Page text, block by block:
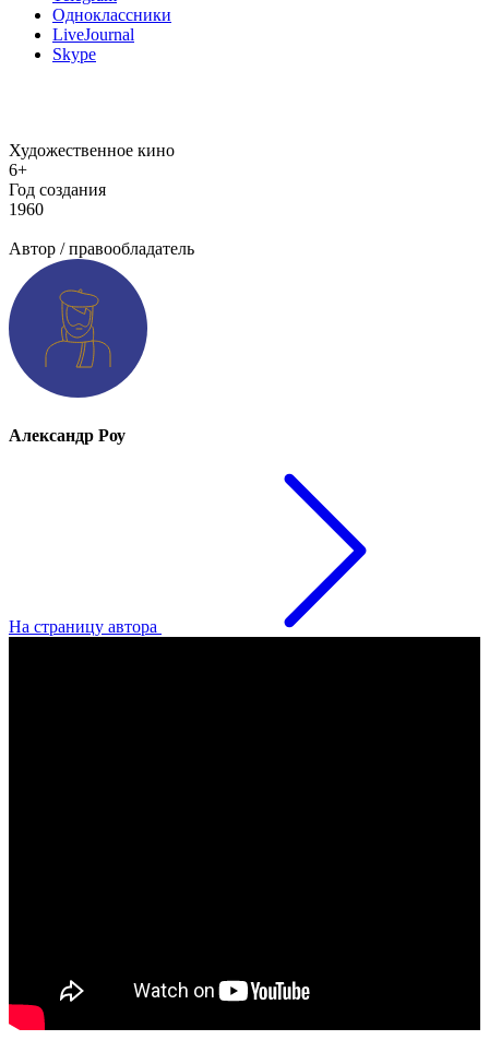
Одноклассники
LiveJournal
Skype
Художественное кино
6+
Год создания
1960
Автор / правообладатель
Александр Роу
На страницу автора